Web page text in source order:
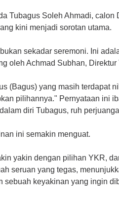
Tubagus Soleh Ahmadi, calon
kini menjadi sorotan utama.
sekadar seremoni. Ini
oleh Achmad Subhan,
(Bagus) yang masih terdapat
pilihannya." Pernyataan ini
diri Tubagus, ruh
ini semakin menguat.
yakin dengan pilihan YKR,
seruan yang tegas,
sebuah keyakinan yang ingin